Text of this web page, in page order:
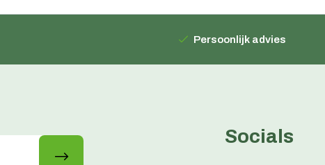
Persoonlijk advies
Socials